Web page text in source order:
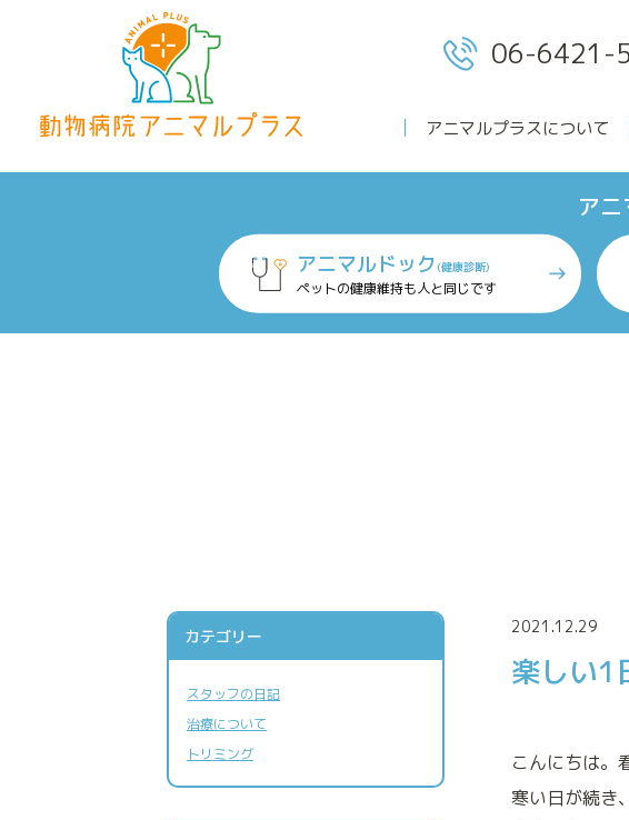
06-6421-
アニマルプラスについて
ア
アニマルドック (健康診断)
ペットの健康維持も人と同じです
カテゴリー
スタッフの日記
治療について
トリミング
2021.12.29
楽しい1
こんにちは。
寒い日が続き